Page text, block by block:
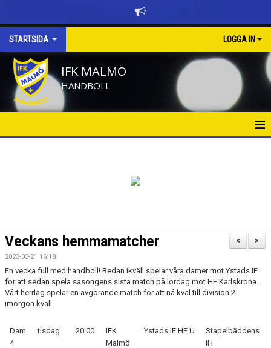
STARTSIDA LOGGA IN
IFK MALMÖ
HANDBOLL
NYHETSARKIV
BILDGALLERI
MATCHER
FÖRENINGEN
>
<
Veckans hemmamatcher
2023-03-21 16:18
En vecka full med handboll! Redan ikväll spelar våra damer mot Ystads IF
för att sedan spela säsongens sista match på lördag mot HF Karlskrona.
Vårt herrlag spelar en avgörande match för att nå kval till division 2
imorgon kväll.
Dam
4
tisdag 20:00
IFK
Malmö
Ystads IF HF U
Stapelbäddens
IH